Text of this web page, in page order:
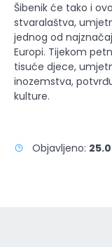
Šibenik će tako i
stvaralaštva,
jednog od
Europi. Tijekom
tisuće djece,
inozemstva,
kulture.
Objavljeno: